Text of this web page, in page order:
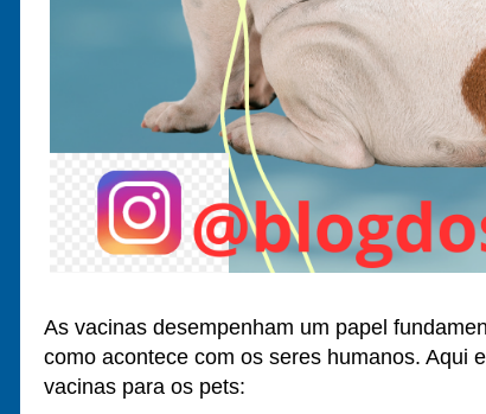
As vacinas desempenham um papel
como acontece com os seres humanos. Aqui
vacinas para os pets: